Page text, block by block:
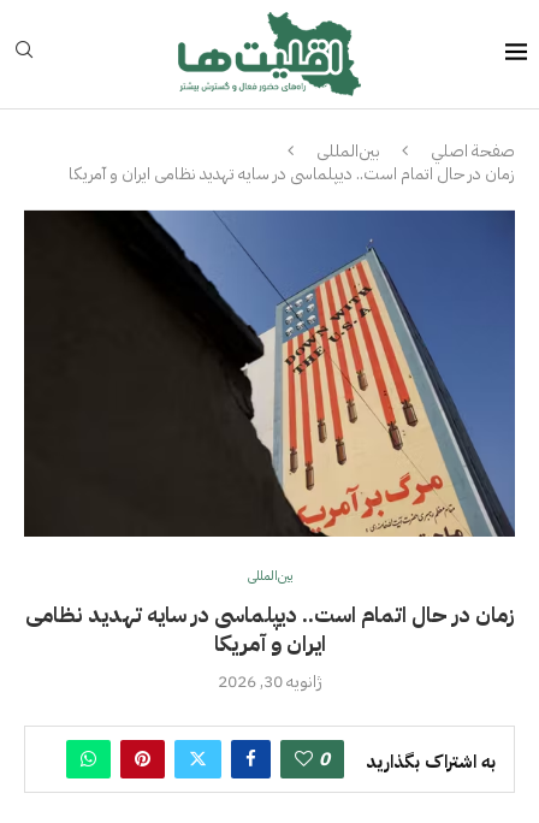
صفحة اصلي
بین‌المللی
زمان در حال اتمام است.. دیپلماسی در سایه تهدید نظامی ایران و آمریکا
بین‌المللی
زمان در حال اتمام است.. دیپلماسی در سایه تهدید نظامی
ایران و آمریکا
ژانویه 30, 2026
به اشتراک بگذارید 0